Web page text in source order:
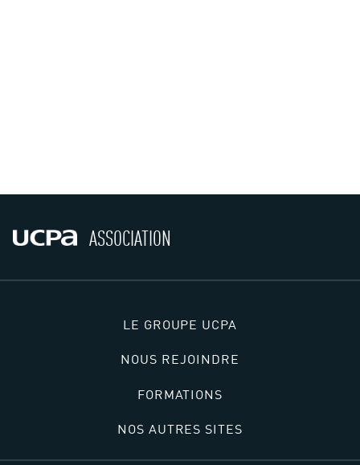
ASSOCIATION
LE GROUPE UCPA
NOUS REJOINDRE
FORMATIONS
NOS AUTRES SITES